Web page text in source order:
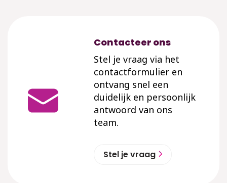
Contacteer ons
Stel je vraag via het
contactformulier en
ontvang snel een
duidelijk en persoonlijk
antwoord van ons
team.
Stel je vraag